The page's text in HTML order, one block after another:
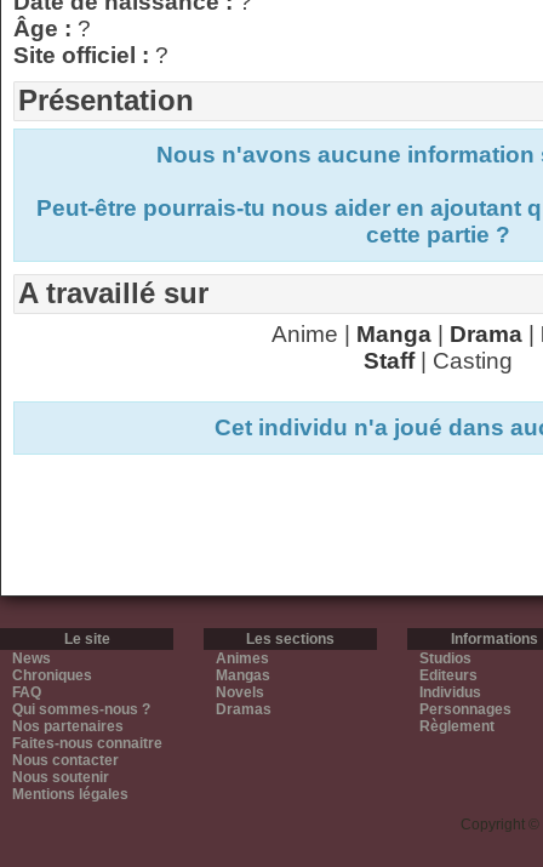
Âge : ?
Site officiel : ?
Présentation
Nous n'avons aucune
Peut-être pourrais-tu nous aider en ajoutant
cette partie ?
A travaillé sur
Anime | Manga| Drama|
Staff| Casting
Cet individu n'a joué dans
Le site
News
Chroniques
FAQ
Qui sommes-nous ?
Nos partenaires
Faites-nous connaitre
Nous contacter
Nous soutenir
Mentions légales
Les sections
Animes
Mangas
Novels
Dramas
Informations
Studios
Editeurs
Individus
Personnages
Règlement
Copyright ©